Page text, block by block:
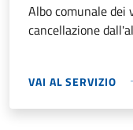
Albo comunale dei
cancellazione
VAI AL SERVIZIO